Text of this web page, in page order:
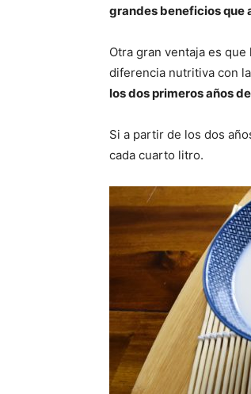
grandes beneficios que
Otra gran ventaja es
diferencia nutritiva con
los dos primeros años
Si a partir de los dos
cada cuarto litro.